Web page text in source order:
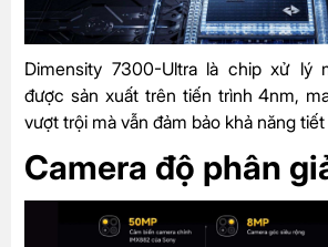
Dimensity 7300-Ultra là chip xử lý
được sản xuất trên tiến trình 4nm,
vượt trội mà vẫn đảm bảo khả năng
Camera độ phân